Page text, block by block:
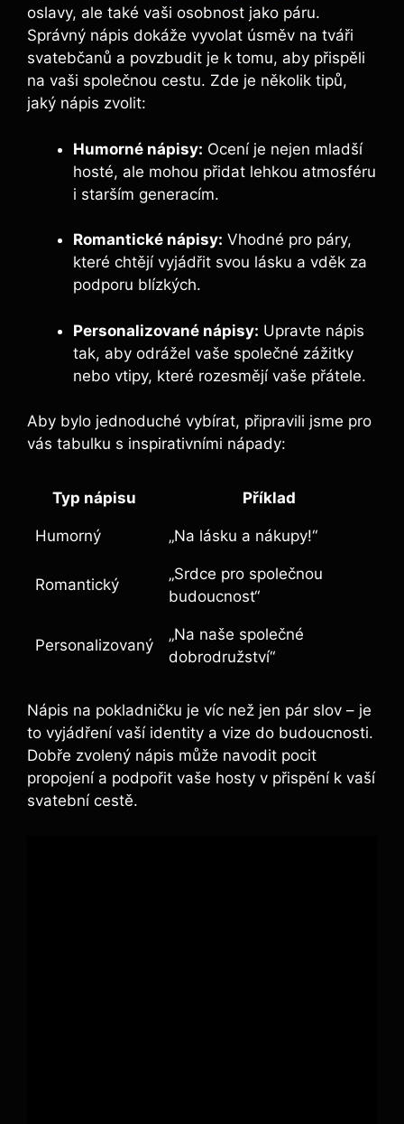
oslavy, ale také vaši osobnost jako páru.
Správný nápis dokáže vyvolat úsměv na tváři
svatebčanů a povzbudit je k tomu, aby přispěli
na vaši společnou cestu. Zde je několik tipů,
jaký nápis zvolit:
Humorné nápisy: Ocení je nejen mladší
hosté, ale mohou přidat lehkou atmosféru
i starším generacím.
Romantické nápisy: Vhodné pro páry,
které chtějí vyjádřit svou lásku a vděk za
podporu blízkých.
Personalizované nápisy: Upravte nápis
tak, aby odrážel vaše společné zážitky
nebo vtipy, které rozesmějí vaše přátele.
Aby bylo jednoduché vybírat, připravili jsme pro
vás tabulku s inspirativními nápady:
Typ nápisu Příklad
Humorný „Na lásku a nákupy!“
Romantický
„Srdce pro společnou
budoucnost“
Personalizovaný
„Na naše společné
dobrodružství“
Nápis na pokladničku je víc než jen pár slov – je
to vyjádření vaší identity a vize do budoucnosti.
Dobře zvolený nápis může navodit pocit
propojení a podpořit vaše hosty v přispění k vaší
svatební cestě.